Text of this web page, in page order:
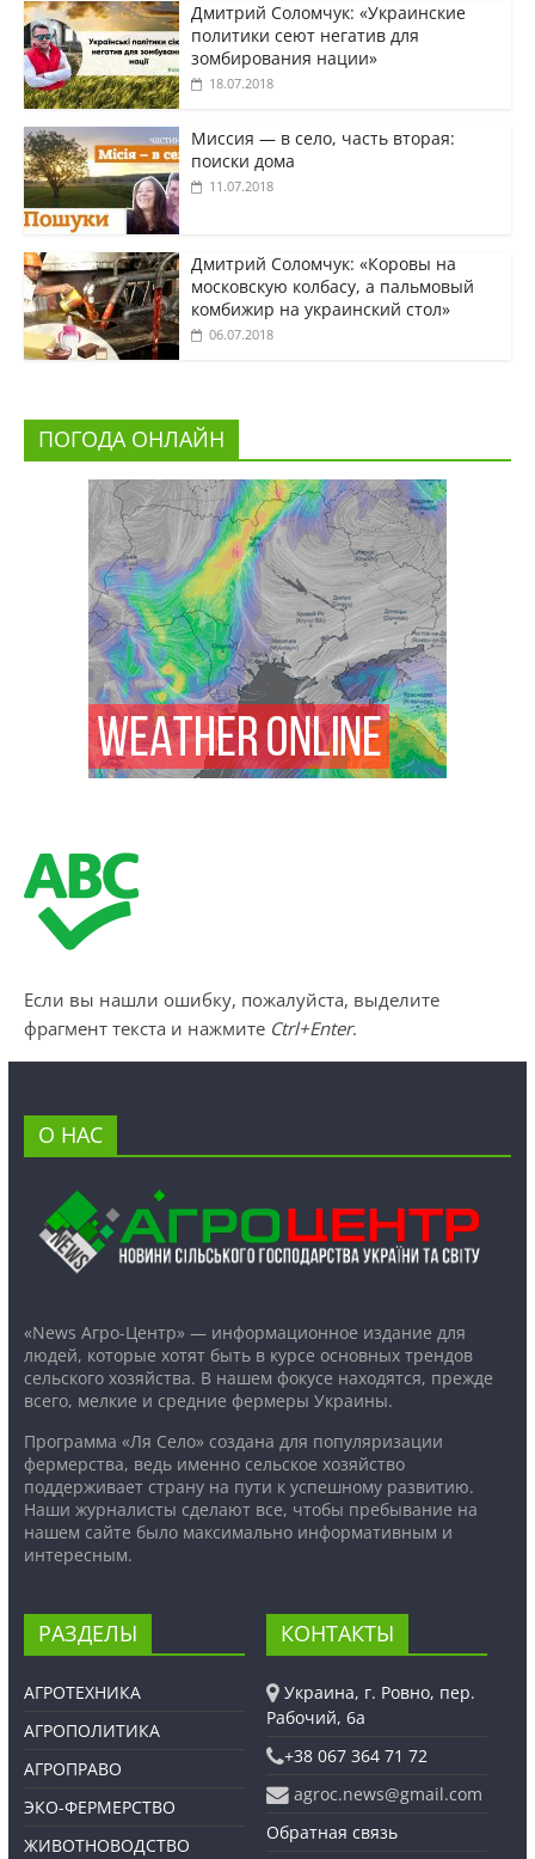
Дмитрий Соломчук: «Украинские
политики сеют негатив для
зомбирования нации»
18.07.2018
Миссия — в село, часть вторая:
поиски дома
11.07.2018
Дмитрий Соломчук: «Коровы на
московскую колбасу, а пальмовый
комбижир на украинский стол»
06.07.2018
ПОГОДА ОНЛАЙН
Если вы нашли ошибку, пожалуйста, выделите
фрагмент текста и нажмите Ctrl+Enter.
О НАС
«News Агро-Центр» — информационное издание для
людей, которые хотят быть в курсе основных трендов
сельского хозяйства. В нашем фокусе находятся, прежде
всего, мелкие и средние фермеры Украины.
Программа «Ля Село» создана для популяризации
фермерства, ведь именно сельское хозяйство
поддерживает страну на пути к успешному развитию.
Наши журналисты сделают все, чтобы пребывание на
нашем сайте было максимально информативным и
интересным.
РАЗДЕЛЫ
АГРОТЕХНИКА
АГРОПОЛИТИКА
АГРОПРАВО
ЭКО-ФЕРМЕРСТВО
ЖИВОТНОВОДСТВО
КОНТАКТЫ
Украина, г. Ровно, пер.
Рабочий, 6а
+38 067 364 71 72
agroc.news@gmail.com
Обратная связь